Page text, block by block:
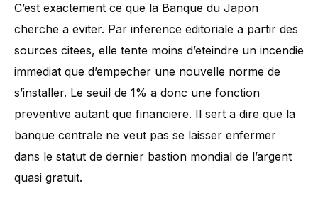
C’est exactement ce que la Banque du Japon
cherche a eviter. Par inference editoriale a partir des
sources citees, elle tente moins d’eteindre un incendie
immediat que d’empecher une nouvelle norme de
s’installer. Le seuil de 1% a donc une fonction
preventive autant que financiere. Il sert a dire que la
banque centrale ne veut pas se laisser enfermer
dans le statut de dernier bastion mondial de l’argent
quasi gratuit.